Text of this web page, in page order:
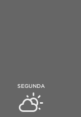
SEGUNDA